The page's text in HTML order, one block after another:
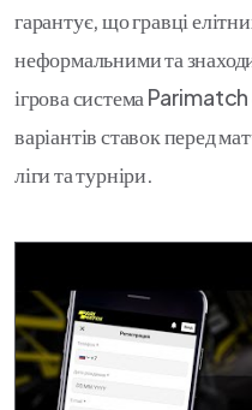
гарантує, що гравці
неформальними та
ігрова система
варіантів ставок перед
ліги та турніри.